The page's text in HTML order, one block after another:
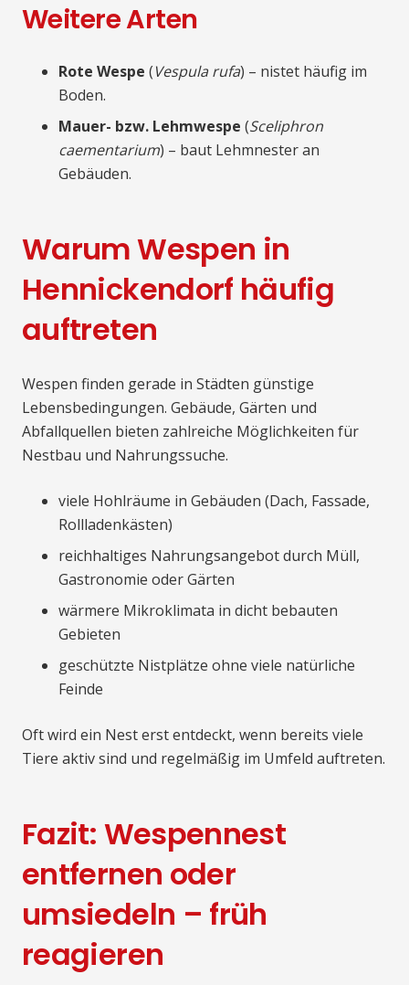
Weitere Arten
Rote Wespe (Vespula rufa) – nistet häufig im
Boden.
Mauer- bzw. Lehmwespe (Sceliphron
caementarium) – baut Lehmnester an
Gebäuden.
Warum Wespen in
Hennickendorf häufig
auftreten
Wespen finden gerade in Städten günstige
Lebensbedingungen. Gebäude, Gärten und
Abfallquellen bieten zahlreiche Möglichkeiten für
Nestbau und Nahrungssuche.
viele Hohlräume in Gebäuden (Dach, Fassade,
Rollladenkästen)
reichhaltiges Nahrungsangebot durch Müll,
Gastronomie oder Gärten
wärmere Mikroklimata in dicht bebauten
Gebieten
geschützte Nistplätze ohne viele natürliche
Feinde
Oft wird ein Nest erst entdeckt, wenn bereits viele
Tiere aktiv sind und regelmäßig im Umfeld auftreten.
Fazit: Wespennest
entfernen oder
umsiedeln – früh
reagieren